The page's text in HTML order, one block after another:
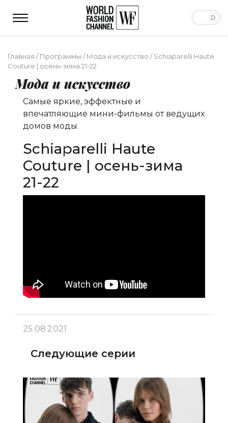
Главная /Программы /Мода и искусство /Schiaparelli Haute
Couture | осень-зима 21-22
Мода и искусство
Самые яркие, эффектные и
впечатляющие мини-фильмы от ведущих
домов моды.
Schiaparelli Haute
Couture | осень-зима
21-22
25.08.2021
Следующие серии